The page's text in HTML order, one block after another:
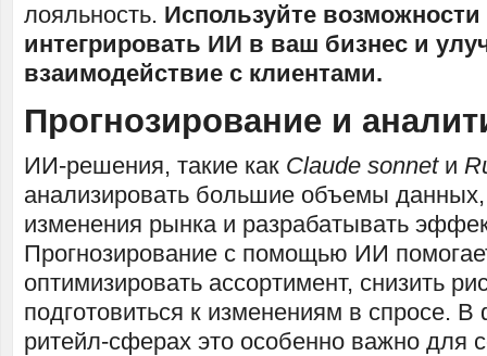
лояльность. Используйте возможности
интегрировать ИИ в ваш бизнес и
взаимодействие с клиентами.
Прогнозирование и
ИИ-решения, такие как Claude sonnetи
анализировать большие объемы данных,
изменения рынка и разрабатывать
Прогнозирование с помощью ИИ
оптимизировать ассортимент, снизить
подготовиться к изменениям в спросе.
ритейл-сферах это особенно важно для